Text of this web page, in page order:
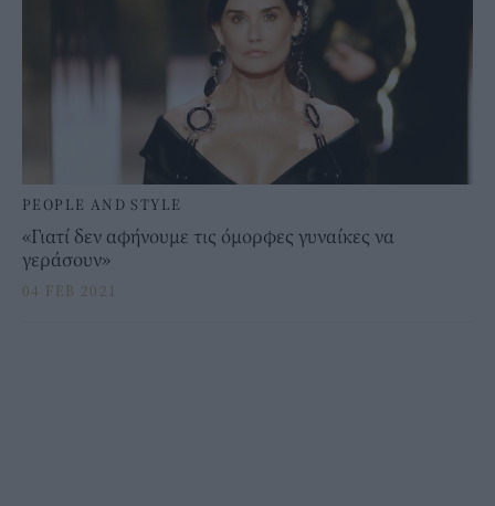
PEOPLE AND STYLE
«Γιατί δεν αφήνουμε τις όμορφες γυναίκες να
γεράσουν»
04 FEB 2021